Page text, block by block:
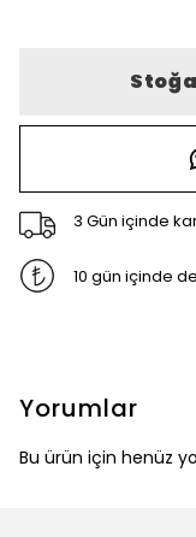
3 Gün içinde
10 gün içinde
Yorumlar
Bu ürün için henüz